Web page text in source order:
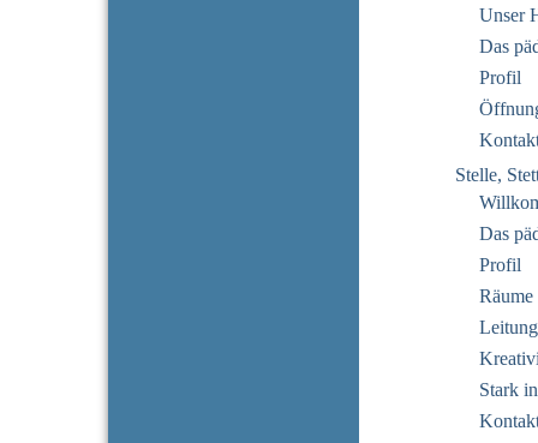
Unser
Das
Profil
Stelle,
Das
Profil
Räume
Stark